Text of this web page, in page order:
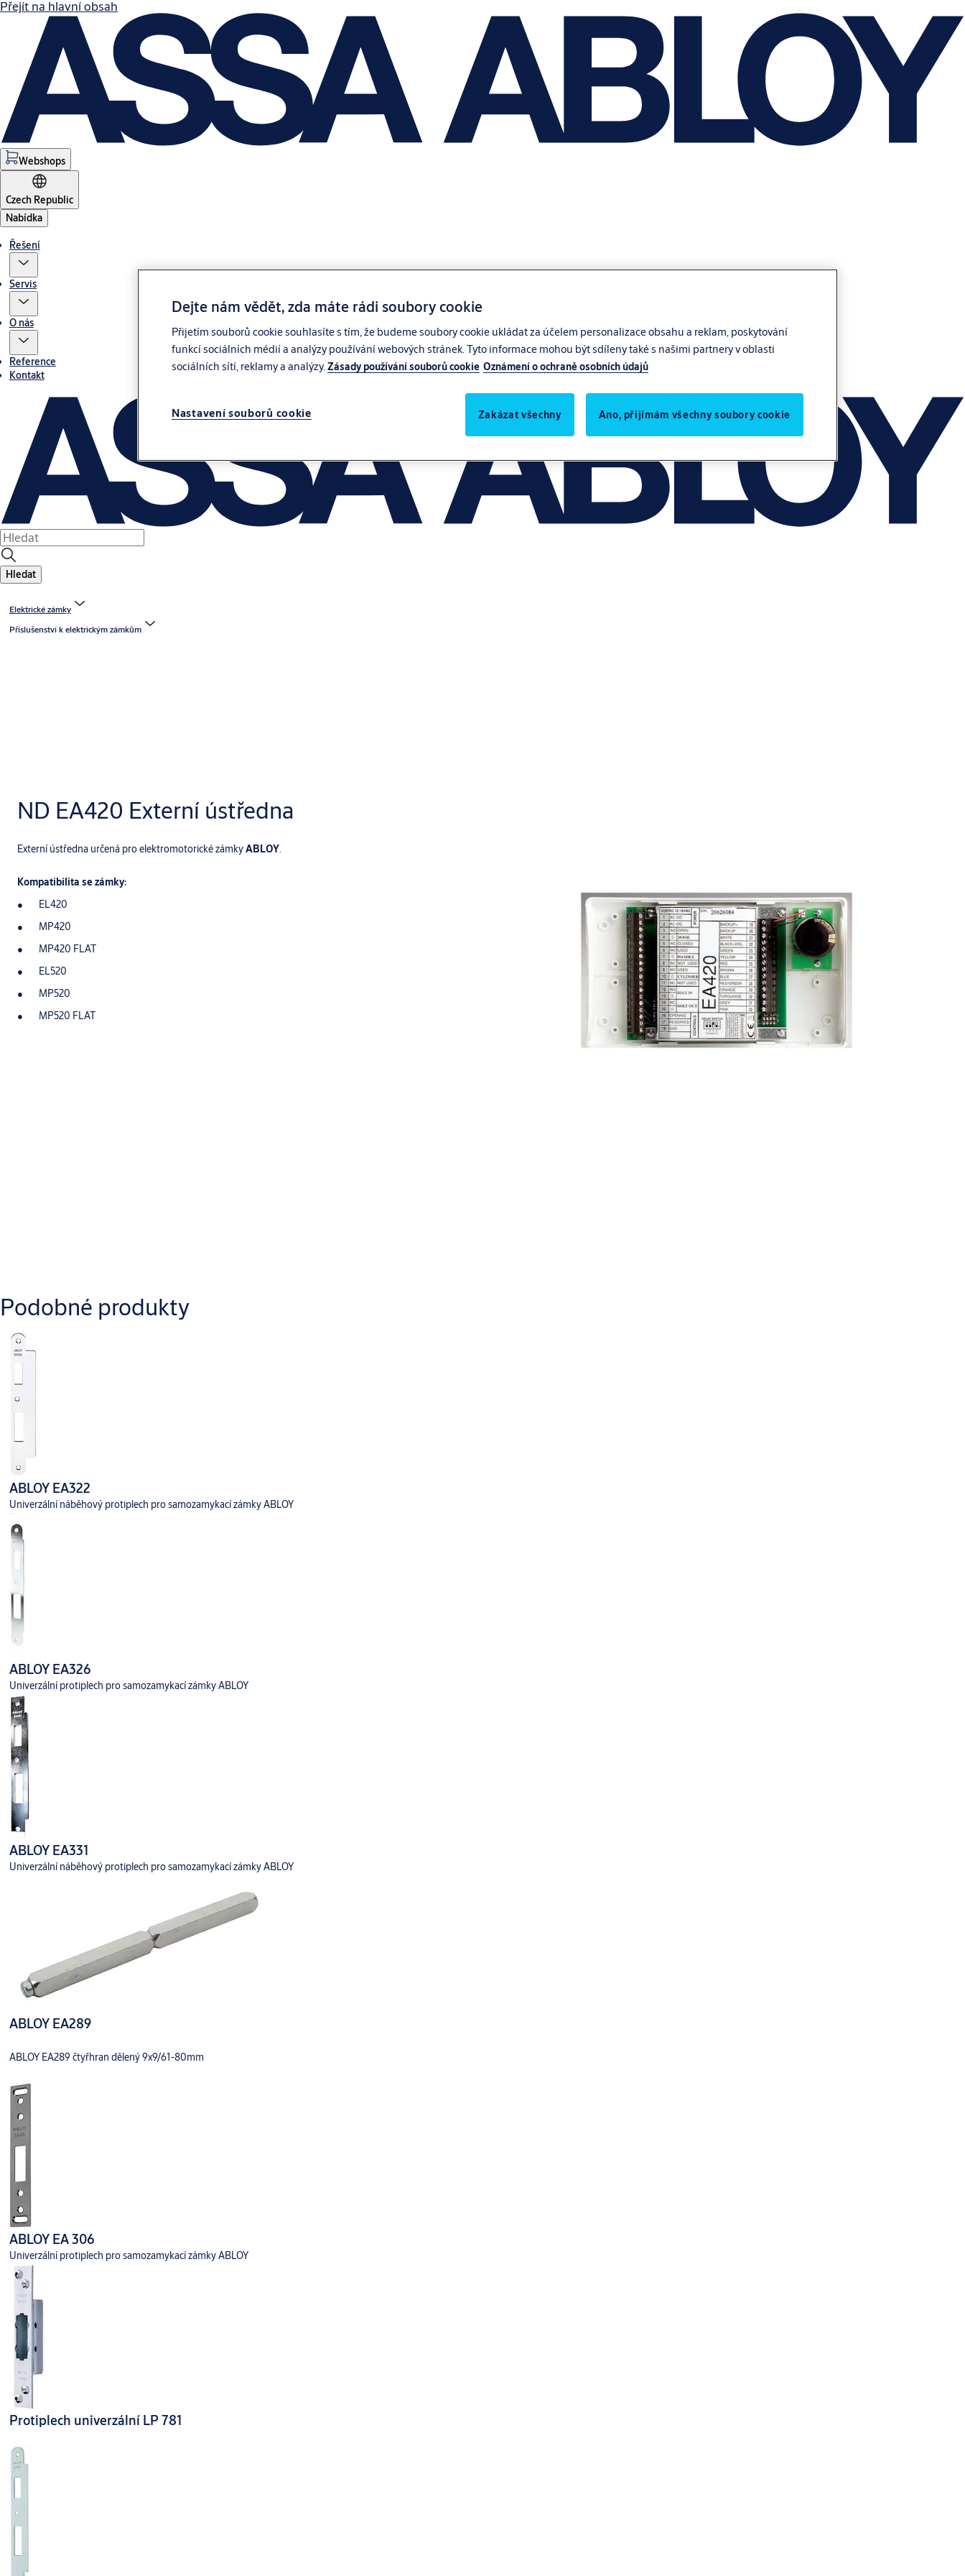
Přejít na hlavní obsah
Webshops
Czech Republic
Nabídka
Řešení
Servis
O nás
Reference
Kontakt
Hledat
Elektrické zámky
Příslušenství k elektrickým zámkům
ND EA420 Externí ústředna
Externí ústředna určená pro elektromotorické zámkyABLOY.
Kompatibilita se zámky:
EL420
MP420
MP420 FLAT
EL520
MP520
MP520 FLAT
Příslušenství
Podobné produkty
ABLOY EA322
Univerzální náběhový protiplech pro samozamykací zámky ABLOY
ABLOY EA326
Univerzální protiplech pro samozamykací zámky ABLOY
ABLOY EA331
Univerzální náběhový protiplech pro samozamykací zámky ABLOY
ABLOY EA289
ABLOY EA289 čtyřhran dělený 9x9/61-80mm
ABLOY EA 306
Univerzální protiplech pro samozamykací zámky ABLOY
Protiplech univerzální LP 781
Dejte nám vědět, zda máte rádi soubory cookie
Přijetím souborů cookie souhlasíte s tím, že budeme soubory cookie ukládat za účelem personalizace obsahu a reklam, poskytování
funkcí sociálních médií a analýzy používání webových stránek. Tyto informace mohou být sdíleny také s našimi partnery v oblasti
sociálních sítí, reklamy a analýzy.Zásady používání souborů cookie Oznámení o ochraně osobních údajů
Nastavení souborů cookie Zakázat všechny Ano, přijímám všechny soubory cookie